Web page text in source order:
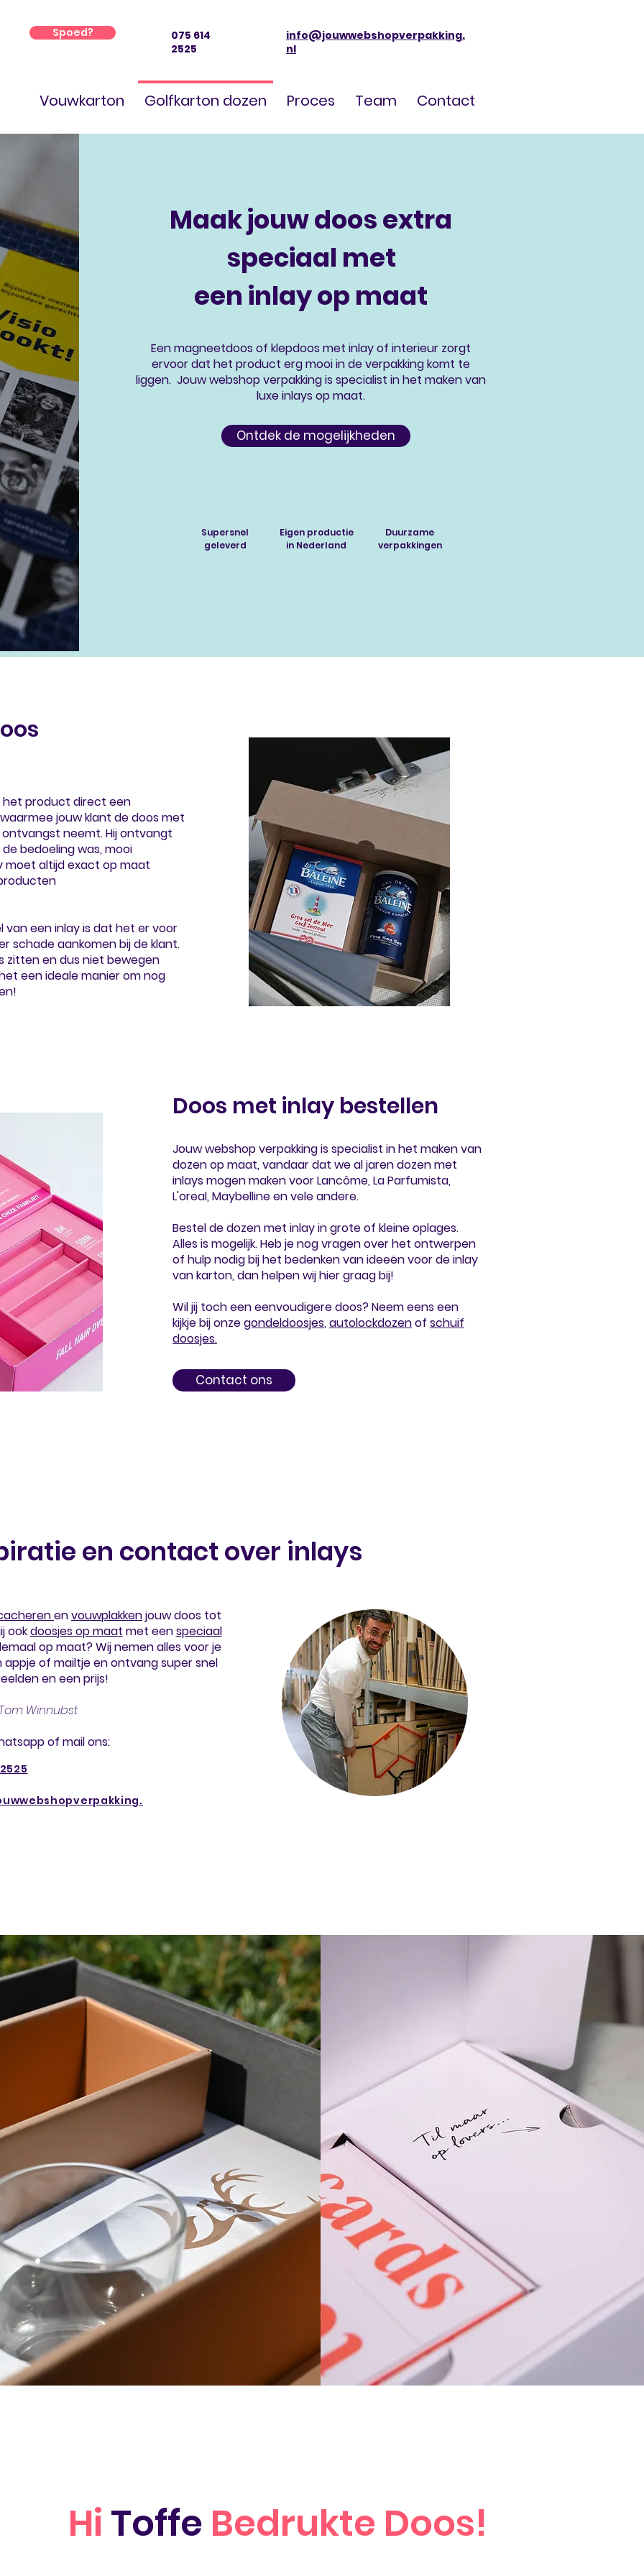
Spoed?
075 614
2525
info@jouwwebshopverpakking.
nl
Vouwkarton Golfkarton dozen Proces Team Contact
Maak jouw doos extra
speciaal met
een inlay op maat
Eenmagneetdoos of klepdoos met inlay of interieur zorgt
ervoor dat het product erg mooi in de verpakking komt te
liggen. Jouw webshop verpakking is specialist in het maken van
luxe inlays op maat.
Ontdek de mogelijkheden
Supersnel
geleverd
Eigen productie
in Nederland
Duurzame
verpakkingen
het product direct een
jouw klant de doos met
neemt. Hij ontvangt
bedoeling was, mooi
moet altijd exact op maat
van een inlay is dat het er voor
schade aankomen bij de klant.
zitten en dus niet bewegen
een ideale manier om nog
!
Doos met inlay bestellen
Jouw webshop verpakking is specialist in het maken van
dozen op maat, vandaar dat we al jaren dozen met
inlays mogen maken voor Lancôme, La Parfumista,
L'oreal, Maybelline en vele andere.
Bestel de dozen met inlay in grote of kleine oplages.
Alles is mogelijk. Heb je nog vragen over het ontwerpen
of hulp nodig bij het bedenken van ideeën voor de inlay
van karton, dan helpen wij hier graag bij!
Wil jij toch een eenvoudigere doos? Neem eens een
kijkje bij onzegondeldoosjes,autolockdozenof schuif
doosjes.
Contact ons
en contact over inlays
envouwplakkenjouw doos tot
ookdoosjes op maat met eenspeciaal
op maat? Wij nemen alles voor je
appje of mailtje en ontvang super snel
en een prijs!
Winnubst
of mail ons:
Hi Toffe Bedrukte Doos!